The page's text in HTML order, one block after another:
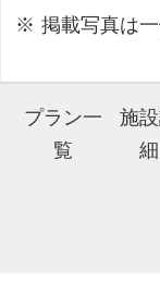
掲載写真は
プラン一
覧
施
細